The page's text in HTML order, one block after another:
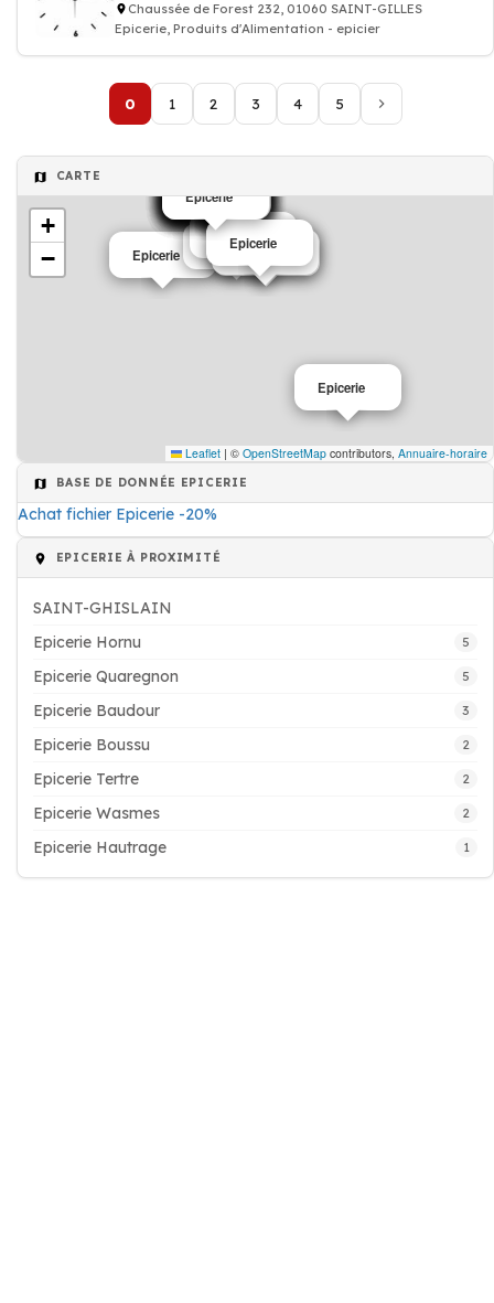
Chaussée de Forest 232, 01060 SAINT-GILLES
Epicerie, Produits d'Alimentation - epicier
0 1 2 3 4 5
CARTE
Epicerie
Epicerie
Epicerie
Epicerie
Epicerie
Epicerie
Epicerie
Epicerie
Epicerie
Epicerie
Epicerie
Epicerie
Epicerie
Epicerie
Epicerie
Epicerie
Epicerie
Epicerie
Epicerie
Epicerie
+
−
Leaflet | © OpenStreetMap contributors, Annuaire-horaire
BASE DE DONNÉE EPICERIE
Achat fichier Epicerie -20%
EPICERIE À PROXIMITÉ
SAINT-GHISLAIN
Epicerie Hornu
5
Epicerie Quaregnon 5
Epicerie Baudour 3
Epicerie Boussu 2
Epicerie Tertre 2
Epicerie Wasmes 2
Epicerie Hautrage 1